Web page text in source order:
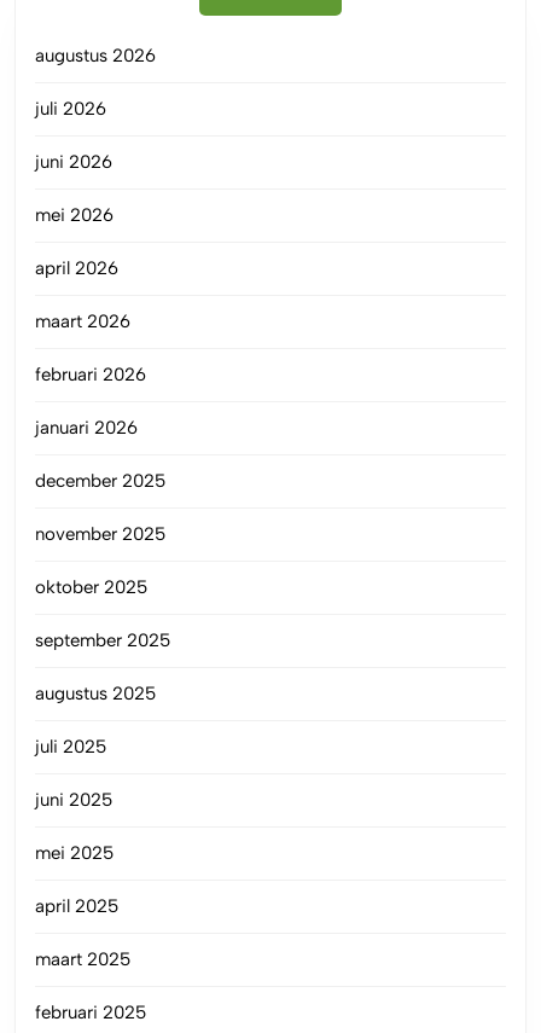
augustus 2026
juli 2026
juni 2026
mei 2026
april 2026
maart 2026
februari 2026
januari 2026
december 2025
november 2025
oktober 2025
september 2025
augustus 2025
juli 2025
juni 2025
mei 2025
april 2025
maart 2025
februari 2025